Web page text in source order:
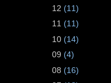
12 (11)
11 (11)
10 (14)
09 (4)
08 (16)